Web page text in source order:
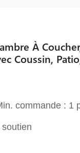
À
Coussin,
commande : 1